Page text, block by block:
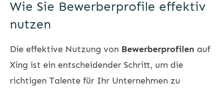
Wie Sie Bewerberprofile effektiv
nutzen
Die effektive Nutzung von Bewerberprofilen auf
Xing ist ein entscheidender Schritt, um die
richtigen Talente für Ihr Unternehmen zu